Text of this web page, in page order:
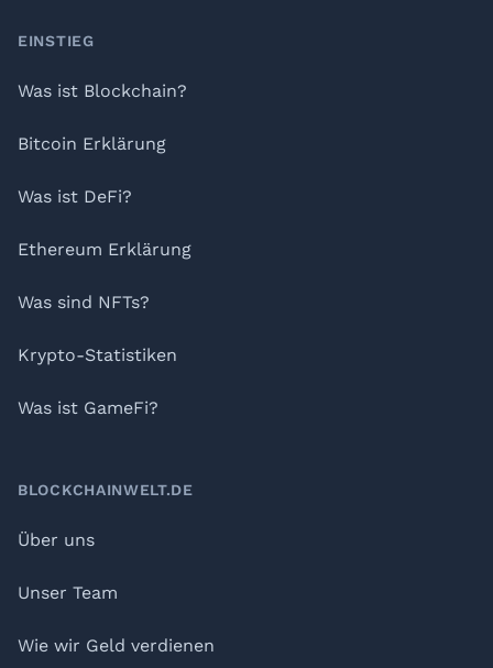
Footer
EINSTIEG
Was ist Blockchain?
Bitcoin Erklärung
Was ist DeFi?
Ethereum Erklärung
Was sind NFTs?
Krypto-Statistiken
Was ist GameFi?
BLOCKCHAINWELT.DE
Über uns
Unser Team
Wie wir Geld verdienen